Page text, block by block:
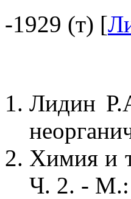
-1929 (т) [
Лидин
Химия и
Ч. 2. - М.: